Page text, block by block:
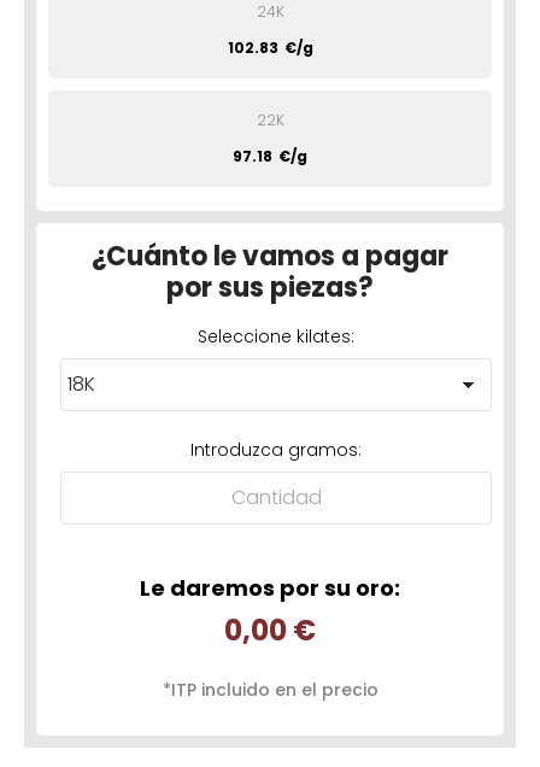
24K
102.83 €/g
22K
97.18 €/g
¿Cuánto le vamos a pagar
por sus piezas?
Seleccione kilates:
Introduzca gramos:
Le daremos por su oro:
0,00 €
*ITP incluido en el precio